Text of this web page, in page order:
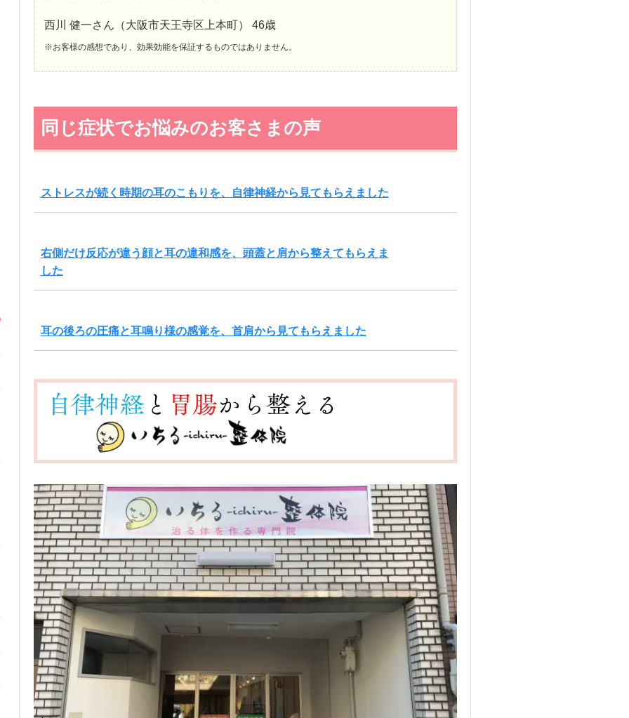
西川 健一さん（大阪市天王寺区上本町） 46歳
※お客様の感想であり、効果効能を保証するものではありません。
同じ症状でお悩みのお客さまの声
ストレスが続く時期の耳のこもりを、自律神経から見てもらえました
右側だけ反応が違う顔と耳の違和感を、頭蓋と肩から整えてもらえま
した
耳の後ろの圧痛と耳鳴り様の感覚を、首肩から見てもらえました